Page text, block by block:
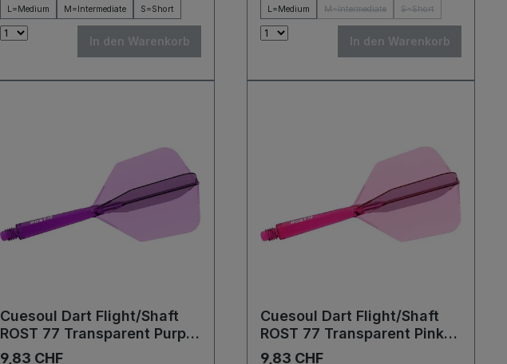
L=Medium M=Intermediate S=Short
In den Warenkorb
L=Medium M=Intermediate S=Short
In den Warenkorb
Cuesoul Dart Flight/Shaft
ROST 77 Transparent Purple
Big Wing Flights
9,83 CHF
Cuesoul Dart Flight/Shaft
ROST 77 Transparent Pink
Big Wing Flights
9,83 CHF